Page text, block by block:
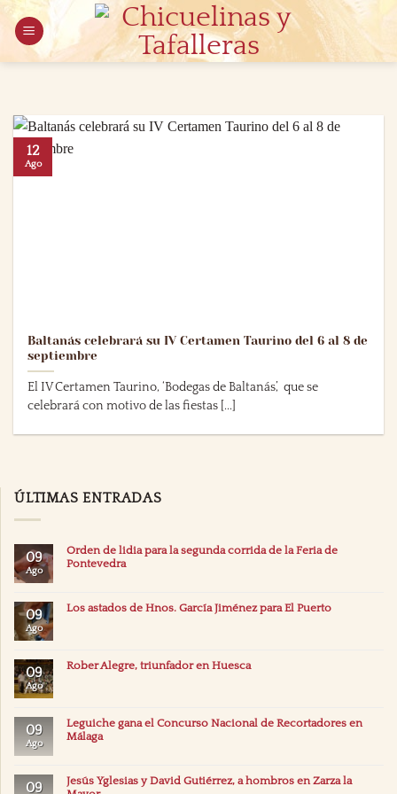
Saltar
contenido
Baltanás celebrará su IV Certamen Taurino del 6 al 8 de
septiembre
El IV Certamen Taurino, ‘Bodegas de Baltanás’, que se
celebrará con motivo de las fiestas [...]
12
Ago
ÚLTIMAS ENTRADAS
09
Ago
Orden de lidia para la segunda corrida de la Feria de
Pontevedra
09
Ago
Los astados de Hnos. García Jiménez para El Puerto
09
Ago
Rober Alegre, triunfador en Huesca
09
Ago
Leguiche gana el Concurso Nacional de Recortadores en
Málaga
09
Jesús Yglesias y David Gutiérrez, a hombros en Zarza la